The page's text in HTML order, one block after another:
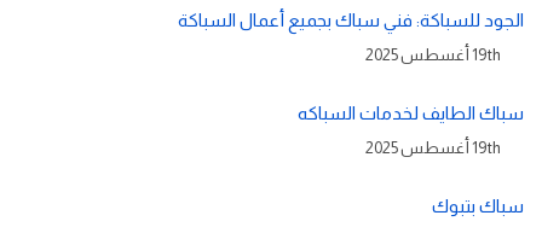
الجود للسباكة: فني سباك بجميع أعمال السباكة
19th أغسطس 2025
سباك الطايف لخدمات السباكه
19th أغسطس 2025
سباك بتبوك